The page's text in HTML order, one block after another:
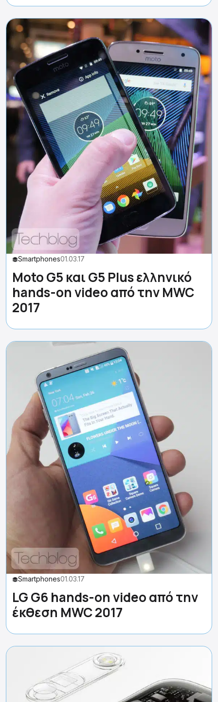
Smartphones01.03.17
Moto G5 και G5 Plus ελληνικό
hands-on video από την MWC
2017
Smartphones01.03.17
LG G6 hands-on video από την
έκθεση MWC 2017